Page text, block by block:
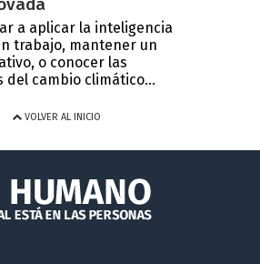
a aplicar la inteligencia
trabajo, mantener un
o conocer las
del cambio climático...
VOLVER AL INICIO